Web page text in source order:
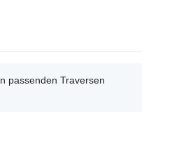
passenden Traversen